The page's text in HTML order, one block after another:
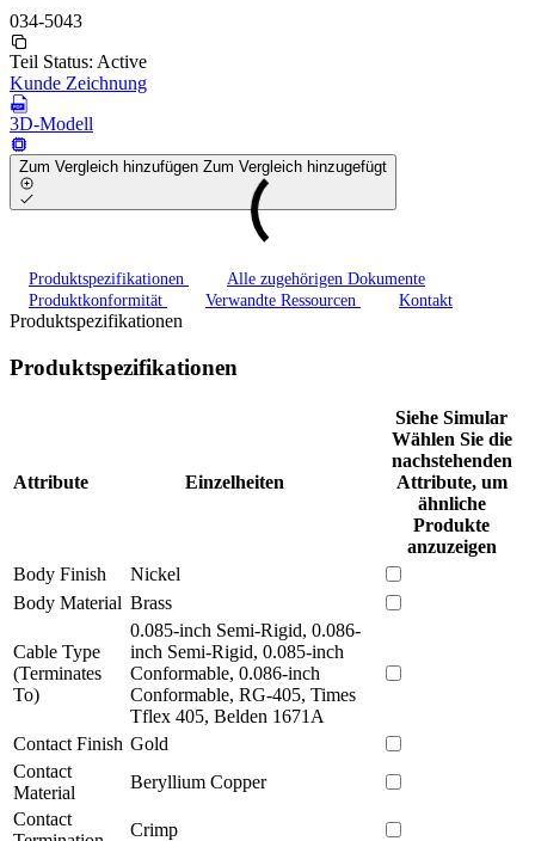
034-5043
Teil Status: Active
Kunde Zeichnung
3D-Modell
Zum Vergleich hinzufügen Zum Vergleich hinzugefügt
Produktspezifikationen
Alle zugehörigen Dokumente
Produktkonformität
Verwandte Ressourcen Kontakt
Produktspezifikationen
Produktspezifikationen
Attribute Einzelheiten
Siehe Simular
Wählen Sie die
nachstehenden
Attribute, um
ähnliche
Produkte
anzuzeigen
Body Finish
Nickel
Body Material Brass
Cable Type
(Terminates
To)
0.085-inch Semi-Rigid, 0.086-
inch Semi-Rigid, 0.085-inch
Conformable, 0.086-inch
Conformable, RG-405, Times
Tflex 405, Belden 1671A
Contact Finish Gold
Contact
Material
Beryllium Copper
Contact
Crimp